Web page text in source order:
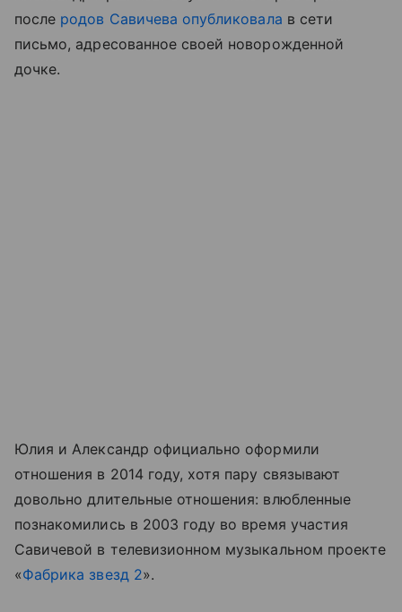
после родов Савичева опубликовала в сети
письмо, адресованное своей новорожденной
дочке.
Юлия и Александр официально оформили
отношения в 2014 году, хотя пару связывают
довольно длительные отношения: влюбленные
познакомились в 2003 году во время участия
Савичевой в телевизионном музыкальном проекте
«Фабрика звезд 2».